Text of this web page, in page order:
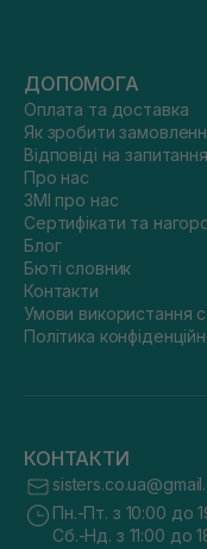
ДОПОМОГА
Оплата та доставка
Як зробити
Відповіді на запитання
Про нас
ЗМІ про нас
Сертифікати та
Блог
Бюті словник
Контакти
Умови використання
Політика
КОНТАКТИ
Пн.-Пт. з 10:00 до
Сб.-Нд. з 11:00 до